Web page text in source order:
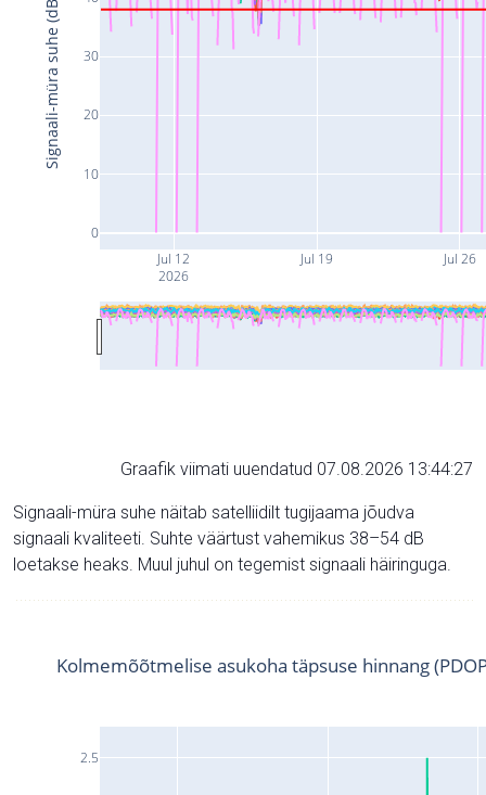
Jul 12
2026
Jul 19 Jul 26
0
10
20
30
Signaali-müra suhe (dB)
Graafik viimati uuendatud 07.08.2026 13:44:27
Signaali-müra suhe näitab satelliidilt tugijaama jõudva
signaali kvaliteeti. Suhte väärtust vahemikus 38–54 dB
loetakse heaks. Muul juhul on tegemist signaali häiringuga.
2.5
Kolmemõõtmelise asukoha täpsuse hinnang